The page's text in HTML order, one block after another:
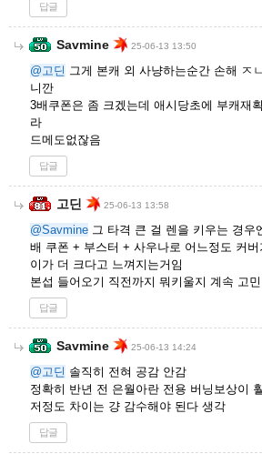
답글
Savmine 25-06-13 13:50
@고딘 그게 본캐 외 사냥하는순간 손해 ㅈ
니깐
3배쿠폰은 좀 크겠는데 애시당초에 부캐재
라
드메도없잖음
답글
고딘 25-06-13 13:58
@Savmine 그 타격 큰 걸 렌을 키우는 경우
배 쿠폰 + 부스터 + 사우나로 어느정도 커
이가 더 크다고 느껴지는거임
본섭 들어오기 직전까지 뭐키울지 계속 고
답글
Savmine 25-06-13 14:24
@고딘 솔직히 전혀 공감 안감
정확히 반년 전 은월아란 전용 버닝보상이
저정도 차이는 걍 감수해야 된다 생각
답글